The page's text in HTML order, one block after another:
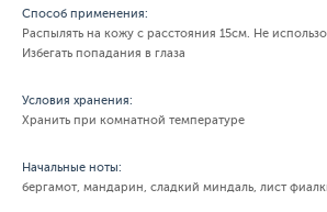
Способ применения:
Распылять на кожу с расстояния 15см. Не
Избегать попадания в глаза
Условия хранения:
Хранить при комнатной температуре
Начальные ноты:
бергамот, мандарин, сладкий миндаль, лист